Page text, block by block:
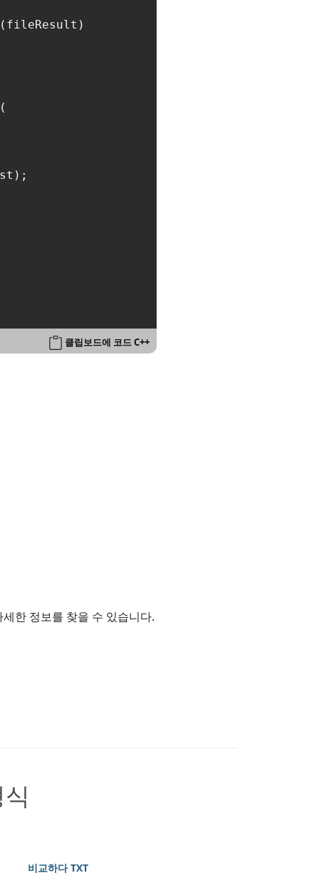
(
클립보드에 코드 C++
한 정보를 찾을 수 있습니다.
비교하다 TXT